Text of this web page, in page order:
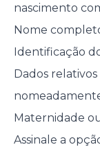
nascimento
Nome
Identificação
Dados
Maternidade
Assinale a